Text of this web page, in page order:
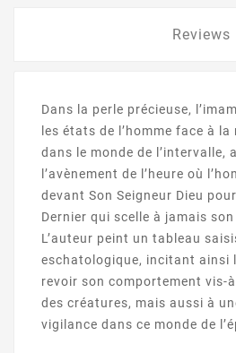
Reviews
Dans la perle précieuse,
les états de l’homme face à
dans le monde de l’intervalle,
l’avènement de l’heure où
devant Son Seigneur Dieu
Dernier qui scelle à jamais
L’auteur peint un tableau
eschatologique, incitant ainsi
revoir son comportement vis-
des créatures, mais aussi à
vigilance dans ce monde de